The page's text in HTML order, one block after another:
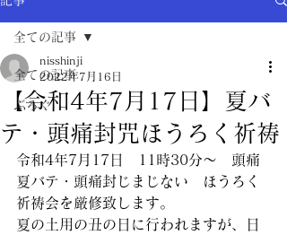
全ての記事
ぶろぐ
全ての記事
【令和4年7月17日】夏バ
テ・頭痛封咒ほうろく祈祷
nisshinji
2022年7月16日
令和4年7月17日　11時30分～　頭痛
夏バテ・頭痛封じまじない　ほうろく
祈祷会を厳修致します。
夏の土用の丑の日に行われますが、日